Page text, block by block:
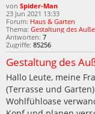
von Spider-Man
23 Jun 2021 13:33
Forum: Haus & Garten
Thema: Gestaltung des
Antworten: 7
Zugriffe: 85256
Gestaltung des
Hallo Leute, meine
(Terrasse und
Wohlfühloase